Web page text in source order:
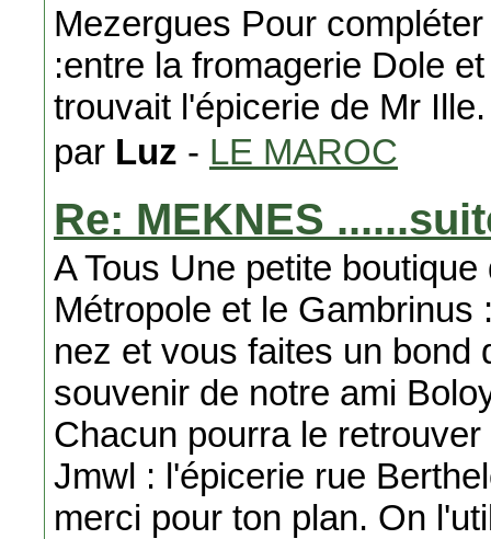
Mezergues Pour
:entre la fromagerie Dole
trouvait l'épicerie de Mr Ille.
par Luz - LE MAROC
Re: MEKNES
A Tous Une petite
Métropole et le
nez et vous faites un bond
souvenir de notre ami
Chacun pourra le
Jmwl : l'épicerie rue
merci pour ton plan. On